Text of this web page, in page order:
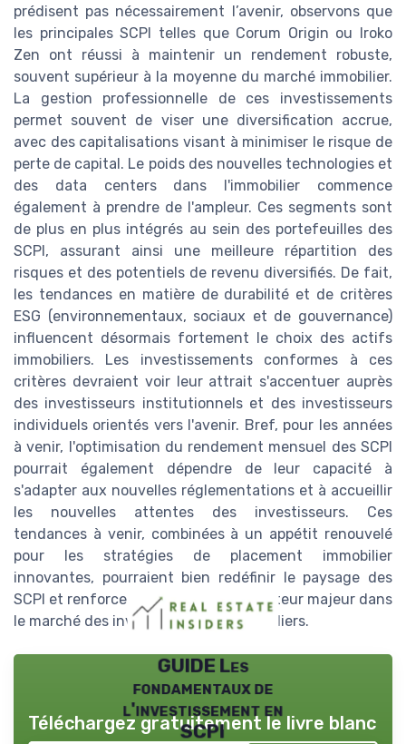
prédisent pas nécessairement l’avenir, observons que
les principales SCPI telles que Corum Origin ou Iroko
Zen ont réussi à maintenir un rendement robuste,
souvent supérieur à la moyenne du marché immobilier.
La gestion professionnelle de ces investissements
permet souvent de viser une diversification accrue,
avec des capitalisations visant à minimiser le risque de
perte de capital. Le poids des nouvelles technologies et
des data centers dans l'immobilier commence
également à prendre de l'ampleur. Ces segments sont
de plus en plus intégrés au sein des portefeuilles des
SCPI, assurant ainsi une meilleure répartition des
risques et des potentiels de revenu diversifiés. De fait,
les tendances en matière de durabilité et de critères
ESG (environnementaux, sociaux et de gouvernance)
influencent désormais fortement le choix des actifs
immobiliers. Les investissements conformes à ces
critères devraient voir leur attrait s'accentuer auprès
des investisseurs institutionnels et des investisseurs
individuels orientés vers l'avenir. Bref, pour les années
à venir, l'optimisation du rendement mensuel des SCPI
pourrait également dépendre de leur capacité à
s'adapter aux nouvelles réglementations et à accueillir
les nouvelles attentes des investisseurs. Ces
tendances à venir, combinées à un appétit renouvelé
pour les stratégies de placement immobilier
innovantes, pourraient bien redéfinir le paysage des
SCPI et renforcer encore leur rôle d’acteur majeur dans
le marché des investissements immobiliers.
GUIDE Les
fondamentaux de
l'investissement en
SCPI
Téléchargez gratuitement le livre blanc